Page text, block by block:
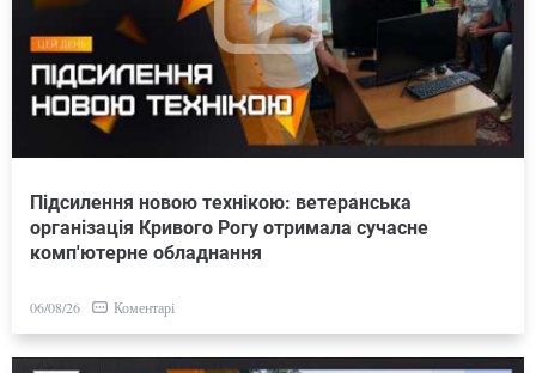
Підсилення новою технікою: ветеранська
організація Кривого Рогу отримала сучасне
комп'ютерне обладнання
06/08/26 Коментарі